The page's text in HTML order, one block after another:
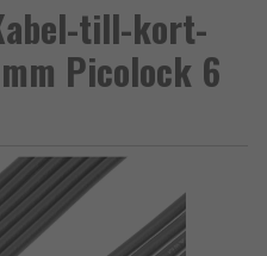
till-kort-
Picolock 6